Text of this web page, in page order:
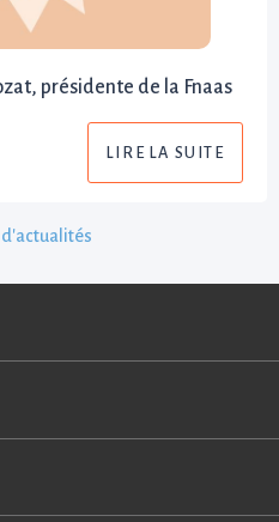
présidente de la Fnaas
LIRE LA SUITE